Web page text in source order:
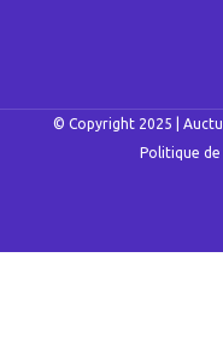
© Copyright 2025 |
Politique